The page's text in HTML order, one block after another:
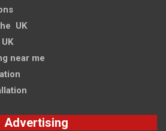
UK
near me
Advertising